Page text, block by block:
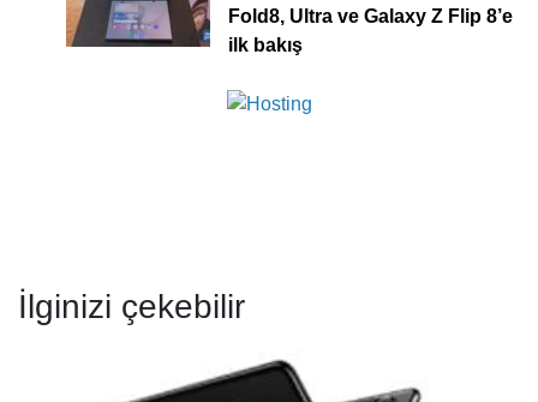
Fold8, Ultra ve Galaxy Z Flip 8’e
ilk bakış
İlginizi çekebilir